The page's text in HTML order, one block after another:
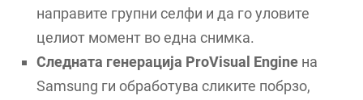
направите групни селфи и да го уловите
целиот момент во една снимка.
Следната генерација ProVisual Engine на
Samsung ги обработува сликите побрзо,